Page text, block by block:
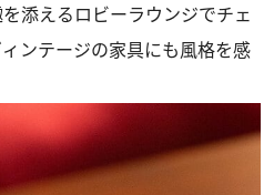
添えるロビーラウンジでチェ
ンテージの家具にも風格を感